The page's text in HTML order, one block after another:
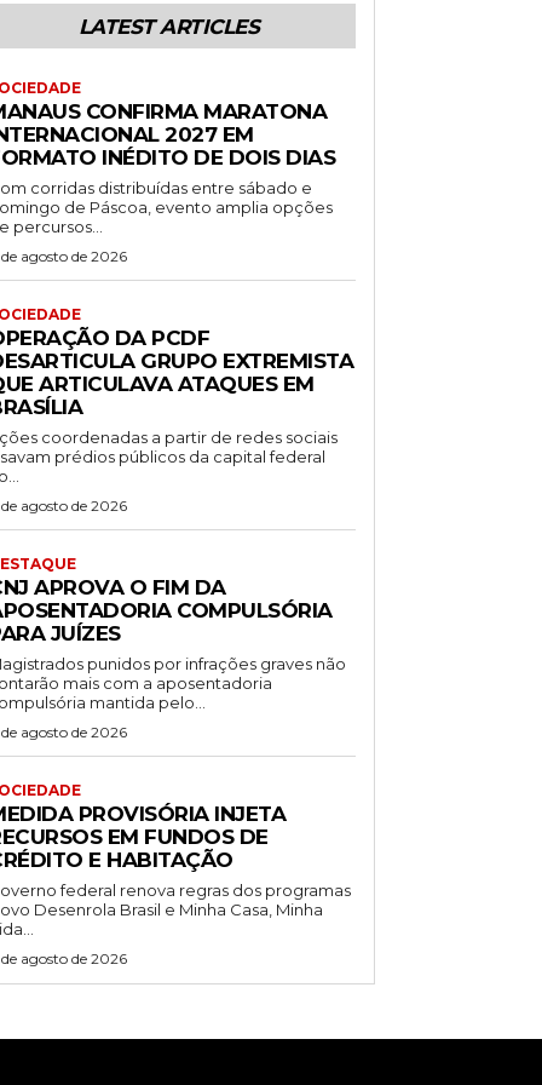
LATEST ARTICLES
CONFIRMA MARATONA
2027 EM
INÉDITO DE DOIS DIAS
corridas distribuídas entre sábado e
de Páscoa, evento amplia opções
percursos...
agosto de 2026
DA PCDF
GRUPO EXTREMISTA
ARTICULAVA ATAQUES EM
coordenadas a partir de redes sociais
prédios públicos da capital federal
agosto de 2026
APROVA O FIM DA
COMPULSÓRIA
JUÍZES
punidos por infrações graves não
mais com a aposentadoria
mantida pelo...
agosto de 2026
PROVISÓRIA INJETA
EM FUNDOS DE
E HABITAÇÃO
federal renova regras dos programas
Desenrola Brasil e Minha Casa, Minha
agosto de 2026